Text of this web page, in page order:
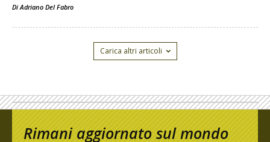
DiAdriano Del Fabro
Carica altri articoli
Rimani aggiornato sul mondo